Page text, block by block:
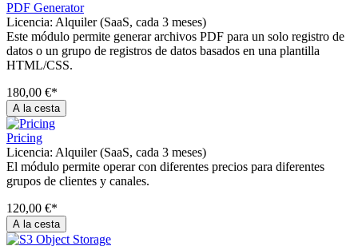
PDF Generator
Licencia: Alquiler (SaaS, cada 3 meses)
Este módulo permite generar archivos PDF para un solo registro de
datos o un grupo de registros de datos basados ​​en una plantilla
HTML/CSS.
180,00 €*
A la cesta
Pricing
Licencia: Alquiler (SaaS, cada 3 meses)
El módulo permite operar con diferentes precios para diferentes
grupos de clientes y canales.
120,00 €*
A la cesta